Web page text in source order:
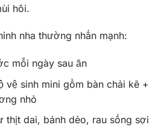
hôi.
nha thường nhấn mạnh:
mỗi ngày sau ăn
vệ sinh mini gồm bàn chải kẽ +
nhỏ
thịt dai, bánh dẻo, rau sống sợi